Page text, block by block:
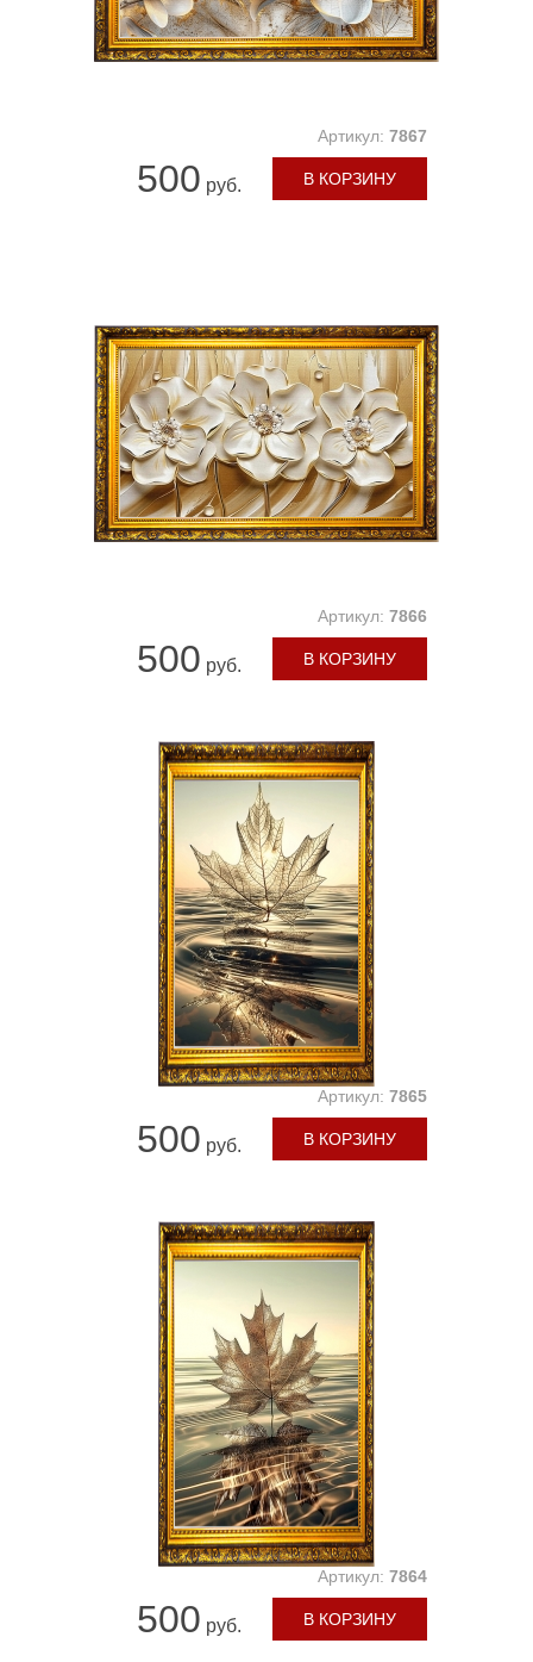
Артикул: 7867
500 руб. В КОРЗИНУ
Артикул: 7866
500 руб. В КОРЗИНУ
Артикул: 7865
500 руб. В КОРЗИНУ
Артикул: 7864
500 руб. В КОРЗИНУ